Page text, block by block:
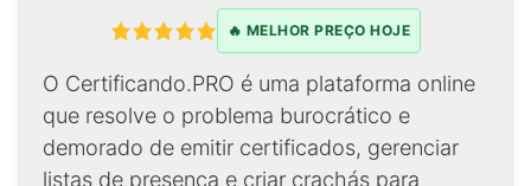
🔥 MELHOR PREÇO HOJE
O Certificando.PRO é uma plataforma online
que resolve o problema burocrático e
demorado de emitir certificados, gerenciar
listas de presença e criar crachás para